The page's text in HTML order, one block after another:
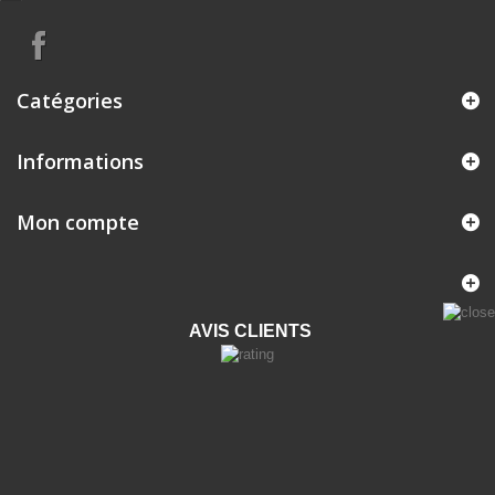
Catégories
Informations
Mon compte
AVIS CLIENTS